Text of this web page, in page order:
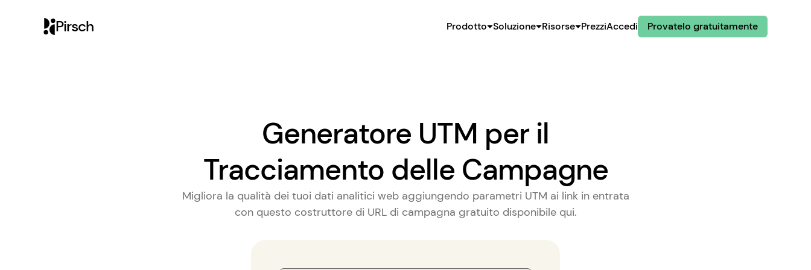
Pirsch Prodotto Soluzione Risorse PrezziAccedi Provatelo gratuitamente
Generatore UTM per il
Tracciamento delle Campagne
Migliora la qualità dei tuoi dati analitici web aggiungendo parametri UTM ai link in entrata
con questo costruttore di URL di campagna gratuito disponibile qui.